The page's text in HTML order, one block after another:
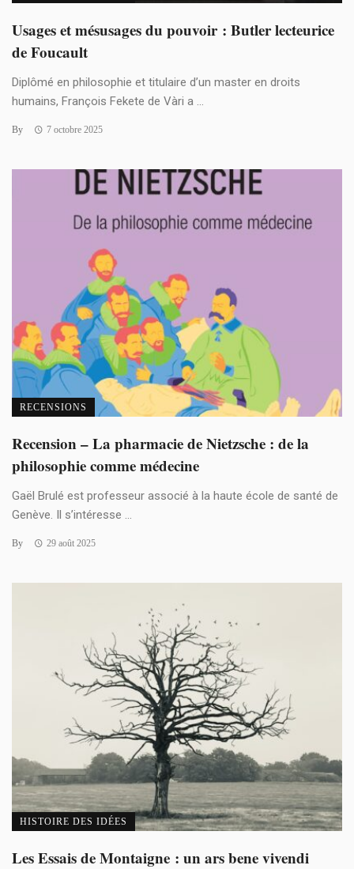
Usages et mésusages du pouvoir : Butler lecteurice
de Foucault
Diplômé en philosophie et titulaire d’un master en droits
humains, François Fekete de Vàri a ...
By 7 octobre 2025
RECENSIONS
Recension – La pharmacie de Nietzsche : de la
philosophie comme médecine
Gaël Brulé est professeur associé à la haute école de santé de
Genève. Il s’intéresse ...
By 29 août 2025
HISTOIRE DES IDÉES
Les Essais de Montaigne : un ars bene vivendi